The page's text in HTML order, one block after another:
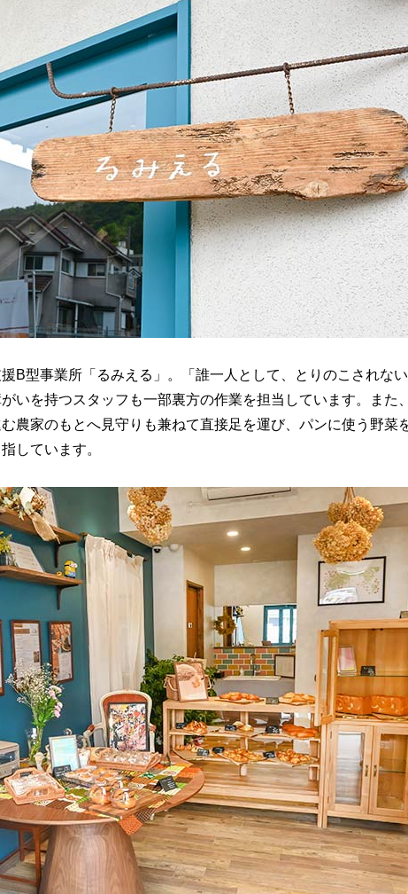
B型事業所「るみえる」。「誰一人として、とりのこされな
いを持つスタッフも一部裏方の作業を担当しています。また
農家のもとへ見守りも兼ねて直接足を運び、パンに使う野菜
しています。